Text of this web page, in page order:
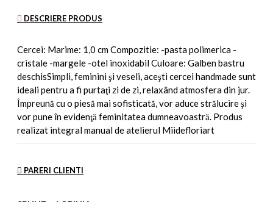
DESCRIERE PRODUS
Cercei: Marime: 1,0 cm Compozitie: -pasta polimerica -
cristale -margele -otel inoxidabil Culoare: Galben bastru
deschisSimpli, feminini şi veseli, aceşti cercei handmade sunt
ideali pentru a fi purtaţi zi de zi, relaxând atmosfera din jur.
Împreună cu o piesă mai sofisticată, vor aduce strălucire şi
vor pune în evidenţă feminitatea dumneavoastră. Produs
realizat integral manual de atelierul Miidefloriart
PARERI CLIENTI